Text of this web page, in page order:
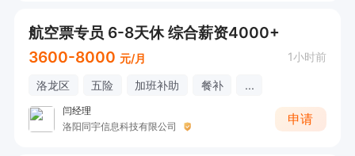
航空票专员 6-8天休 综合薪资4000+
3600-8000 元/月 1小时前
洛龙区 五险 加班补助 餐补 ...
闫经理
洛阳同宇信息科技有限公司
申请